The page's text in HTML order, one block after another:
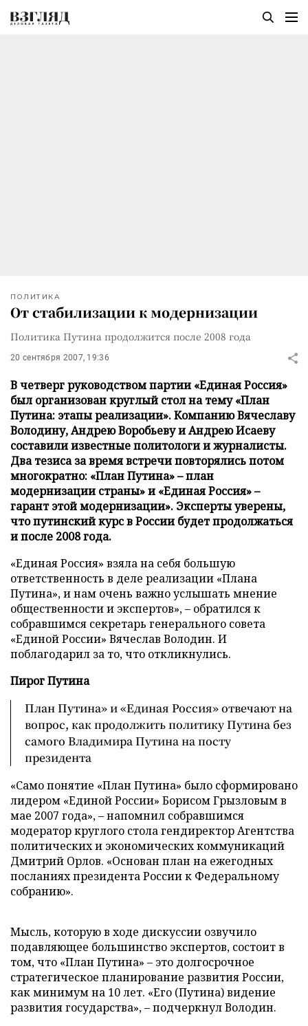
ПОЛИТИКА
От стабилизации к модернизации
Политика Путина продолжится после 2008 года
20 сентября 2007, 19:36
В четверг руководством партии «Единая Россия»
был организован круглый стол на тему «План
Путина: этапы реализации». Компанию Вячеславу
Володину, Андрею Воробьеву и Андрею Исаеву
составили известные политологи и журналисты.
Два тезиса за время встречи повторялись потом
многократно: «План Путина» – план
модернизации страны» и «Единая Россия» –
гарант этой модернизации». Эксперты уверены,
что путинский курс в России будет продолжаться
и после 2008 года.
«Единая Россия» взяла на себя большую
ответственность в деле реализации «Плана
Путина», и нам очень важно услышать мнение
общественности и экспертов», – обратился к
собравшимся секретарь генерального совета
«Единой России» Вячеслав Володин. И
поблагодарил за то, что откликнулись.
Пирог Путина
План Путина» и «Единая Россия» отвечают на
вопрос, как продолжить политику Путина без
самого Владимира Путина на посту
президента
«Само понятие «План Путина» было сформировано
лидером «Единой России» Борисом Грызловым в
мае 2007 года», – напомнил собравшимся
модератор круглого стола гендиректор Агентства
политических и экономических коммуникаций
Дмитрий Орлов. «Основан план на ежегодных
посланиях президента России к Федеральному
собранию».
Мысль, которую в ходе дискуссии озвучило
подавляющее большинство экспертов, состоит в
том, что «План Путина» – это долгосрочное
стратегическое планирование развития России,
как минимум на 10 лет. «Его (Путина) видение
развития государства», – подчеркнул Володин.